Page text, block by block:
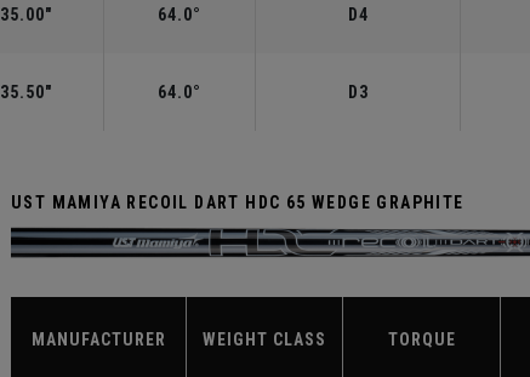
35.00" 64.0° D4
35.50" 64.0° D3
UST MAMIYA RECOIL DART HDC 65 WEDGE GRAPHITE
MANUFACTURER WEIGHT CLASS TORQUE